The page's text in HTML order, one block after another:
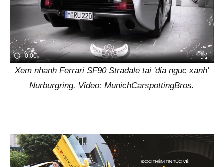
0:00
Xem nhanh Ferrari SF90 Stradale tại 'địa ngục xanh'
Nurburgring. Video: MunichCarspottingBros.